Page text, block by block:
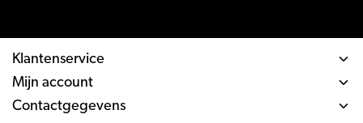
Klantenservice
Mijn account
Contactgegevens